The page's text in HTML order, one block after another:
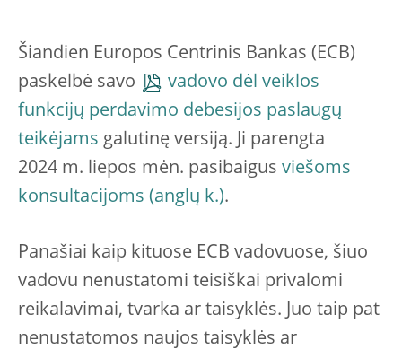
Šiandien Europos Centrinis Bankas (ECB)
paskelbė savo
vadovo dėl veiklos
funkcijų perdavimo debesijos paslaugų
teikėjams galutinę versiją. Ji parengta
2024 m. liepos mėn. pasibaigus viešoms
konsultacijoms
.
Panašiai kaip kituose ECB vadovuose, šiuo
vadovu nenustatomi teisiškai privalomi
reikalavimai, tvarka ar taisyklės. Juo taip pat
nenustatomos naujos taisyklės ar